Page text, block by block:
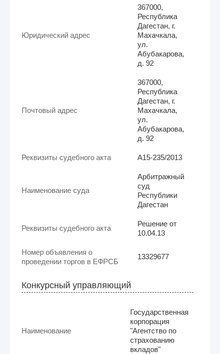
Юридический адрес
367000,
Республика
Дагестан, г.
Махачкала,
ул.
Абубакарова,
д. 92
Почтовый адрес
367000,
Республика
Дагестан, г.
Махачкала,
ул.
Абубакарова,
д. 92
Реквизиты судебного акта А15-235/2013
Наименование суда
Арбитражный
суд
Республики
Дагестан
Реквизиты судебного акта
Решение от
10.04.13
Номер объявления о
проведении торгов в ЕФРСБ
13329677
Конкурсный управляющий
Наименование
Государственная
корпорация
"Агентство по
страхованию
вкладов"